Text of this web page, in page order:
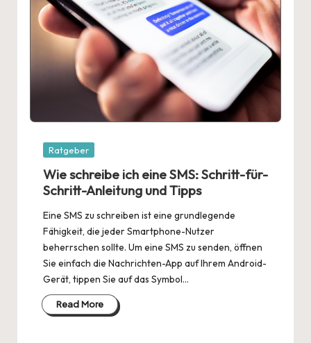
Posted
Ratgeber
Wie schreibe ich eine SMS: Schritt-für-
Schritt-Anleitung und Tipps
Eine SMS zu schreiben ist eine grundlegende
Fähigkeit, die jeder Smartphone-Nutzer
beherrschen sollte. Um eine SMS zu senden, öffnen
Sie einfach die Nachrichten-App auf Ihrem Android-
Gerät, tippen Sie auf das Symbol…
Read More